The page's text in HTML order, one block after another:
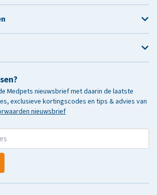
Medpets nieuwsbrief met daarin de laatste
exclusieve kortingscodes en tips & advies van
nieuwsbrief